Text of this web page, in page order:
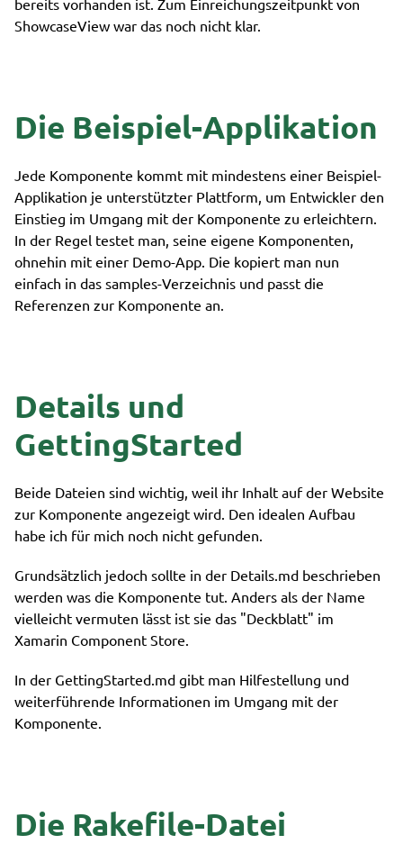
bereits vorhanden ist. Zum Einreichungszeitpunkt von
ShowcaseView war das noch nicht klar.
Die Beispiel-Applikation
Jede Komponente kommt mit mindestens einer Beispiel-
Applikation je unterstützter Plattform, um Entwickler den
Einstieg im Umgang mit der Komponente zu erleichtern.
In der Regel testet man, seine eigene Komponenten,
ohnehin mit einer Demo-App. Die kopiert man nun
einfach in das samples-Verzeichnis und passt die
Referenzen zur Komponente an.
Details und
GettingStarted
Beide Dateien sind wichtig, weil ihr Inhalt auf der Website
zur Komponente angezeigt wird. Den idealen Aufbau
habe ich für mich noch nicht gefunden.
Grundsätzlich jedoch sollte in der Details.md beschrieben
werden was die Komponente tut. Anders als der Name
vielleicht vermuten lässt ist sie das "Deckblatt" im
Xamarin Component Store.
In der GettingStarted.md gibt man Hilfestellung und
weiterführende Informationen im Umgang mit der
Komponente.
Die Rakefile-Datei